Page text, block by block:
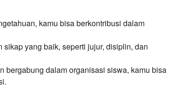
kamu bisa berkontribusi dalam
sikap yang baik, seperti jujur, disiplin, dan
bergabung dalam organisasi siswa, kamu bisa